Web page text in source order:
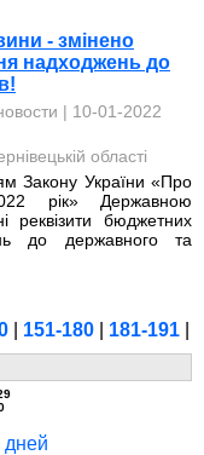
- змінено
надходжень до
| 10-01-2022
області
Закону України «Про
рік» Державною
реквізити бюджетних
до державного та
151-180 181-191
дней